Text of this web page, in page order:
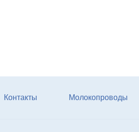
Контакты Молокопроводы